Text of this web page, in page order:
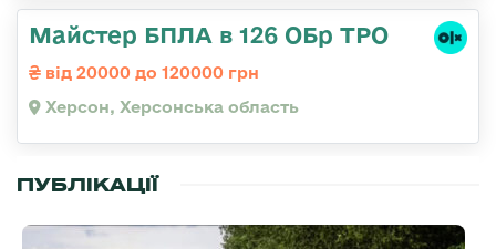
Майстер БПЛА в 126 ОБр ТРО
від 20000 до 120000 грн
Херсон, Херсонська область
ПУБЛІКАЦІЇ